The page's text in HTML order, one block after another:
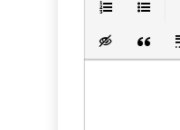
Вставка